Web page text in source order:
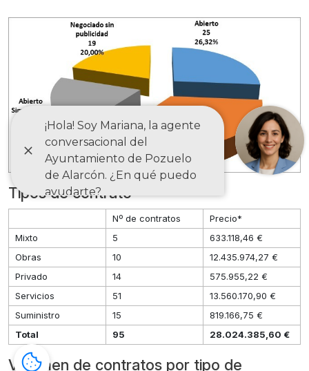
Tipos de contrato
Nº de contratos
Precio*
Mixto
5
633.118,46 €
Obras
10
12.435.974,27 €
Privado
14
575.955,22 €
Servicios
51
13.560.170,90 €
Suministro
15
819.166,75 €
Total
95 28.024.385,60 €
Volumen de contratos por tipo de